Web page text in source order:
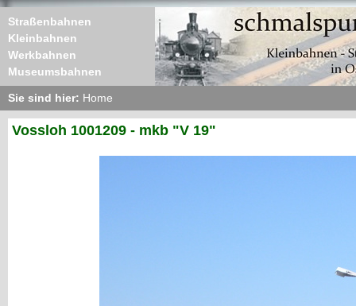
Straßenbahnen
Kleinbahnen
Werkbahnen
Museumsbahnen
Sie sind hier: Home
Vossloh 1001209 - mkb "V 19"